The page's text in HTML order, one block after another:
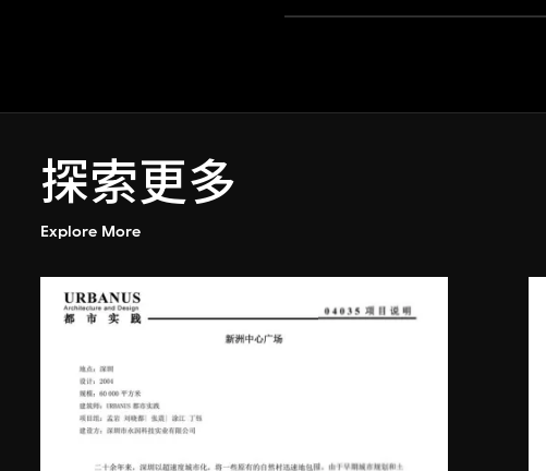
探索更多
Explore More